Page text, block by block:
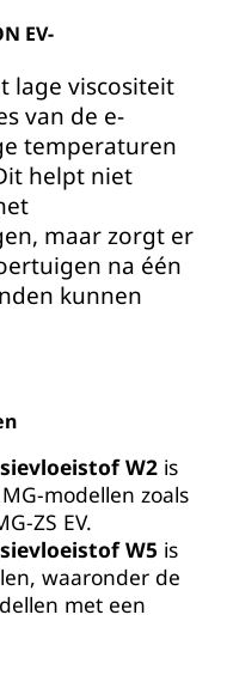
EV-
lage viscositeit
van de e-
temperaturen
helpt niet
maar zorgt er
na één
kunnen
W2is
modellen zoals
ZS EV.
W5 is
waaronder de
met een